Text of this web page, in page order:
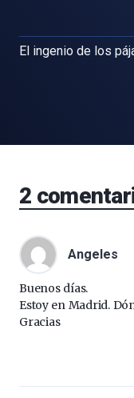
El ingenio de los
2
Angeles
Buenos días.
Estoy en Madrid.
Gracias